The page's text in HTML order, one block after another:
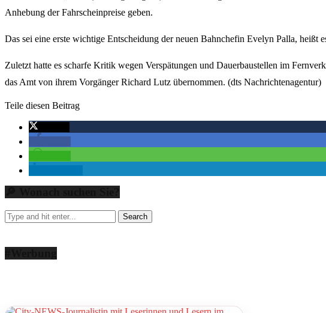
Anhebung der Fahrscheinpreise geben.
Das sei eine erste wichtige Entscheidung der neuen Bahnchefin Evelyn Palla, heißt
Zuletzt hatte es scharfe Kritik wegen Verspätungen und Dauerbaustellen im
das Amt von ihrem Vorgänger Richard Lutz übernommen. (dts Nachrichtenagentur)
Teile diesen Beitrag